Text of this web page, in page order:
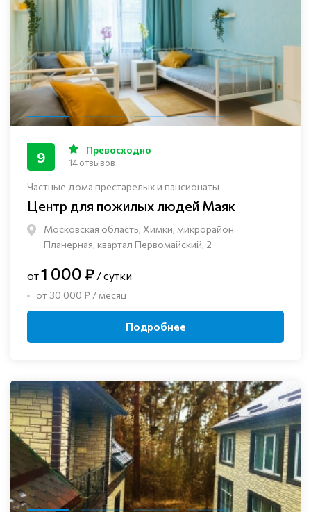
Частные дома престарелых и пансионаты
Центр для пожилых людей Маяк
Московская область, Химки, микрорайон
Планерная, квартал Первомайский, 2
9 Превосходно
14 отзывов
от1 000 ₽ / сутки
от 30 000 ₽ / месяц
Подробнее